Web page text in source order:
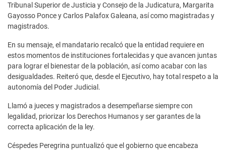
Tribunal Superior de Justicia y Consejo de la Judicatura, Margarita
Gayosso Ponce y Carlos Palafox Galeana, así como magistradas y
magistrados.
En su mensaje, el mandatario recalcó que la entidad requiere en
estos momentos de instituciones fortalecidas y que avancen juntas
para lograr el bienestar de la población, así como acabar con las
desigualdades. Reiteró que, desde el Ejecutivo, hay total respeto a la
autonomía del Poder Judicial.
Llamó a jueces y magistrados a desempeñarse siempre con
legalidad, priorizar los Derechos Humanos y ser garantes de la
correcta aplicación de la ley.
Céspedes Peregrina puntualizó que el gobierno que encabeza